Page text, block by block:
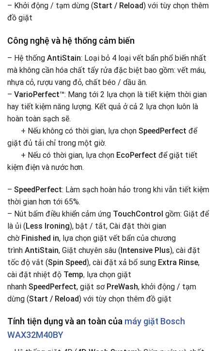
– Khởi động / tạm dừng (Start / Reload) với tùy chọn thêm
đồ giặt
Công nghệ và hệ thống cảm biến
– Hệ thống AntiStain: Loại bỏ 4 loại vết bẩn phổ biến nhất
mà không cần hóa chất tẩy rửa đặc biệt bao gồm: vết máu,
nhựa cỏ, rượu vang đỏ, chất béo / dầu ăn.
– VarioPerfect™: Mang tới 2 lựa chọn là tiết kiệm thời gian
hay tiết kiệm năng lượng. Kết quả ở cả 2 lựa chọn luôn là
hoàn toàn sạch sẽ.
+ Nếu không có thời gian, lựa chọn SpeedPerfect để
giặt đủ tải chỉ trong một giờ.
+ Nếu có thời gian, lựa chọn EcoPerfect để giặt tiết
kiệm điện và nước hơn.
– SpeedPerfect: Làm sạch hoàn hảo trong khi vẫn tiết kiệm
thời gian hơn tới 65%.
– Nút bấm điều khiển cảm ứng TouchControl gồm: Giặt để
là ủi (Less Ironing), bật / tắt, Cài đặt thời gian
chờ Finished in, lựa chọn giặt vết bẩn của chương
trình AntiStain, Giặt chuyên sâu (Intensive Plus), cài đặt
tốc độ vắt (Spin Speed), cài đặt xả bổ sung Extra Rinse,
cài đặt nhiệt độ Temp, lựa chọn giặt
nhanh SpeedPerfect, giặt sơ PreWash, khởi động / tạm
dừng (Start / Reload) với tùy chọn thêm đồ giặt
Tính tiện dụng và an toàn của máy giặt Bosch
WAX32M40BY